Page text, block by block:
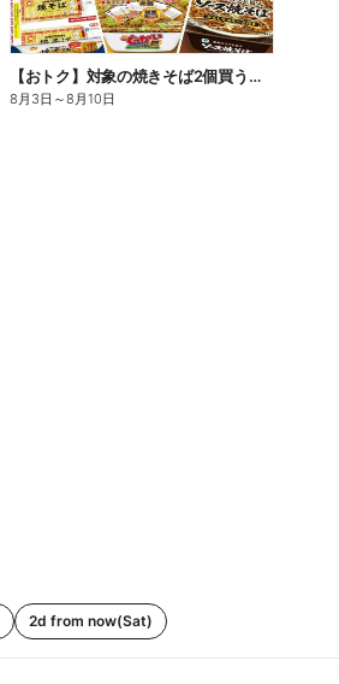
【おトク】対象の焼きそば2個買うと100円引き!
8月3日 ～8月10日
2d from now(Sat)